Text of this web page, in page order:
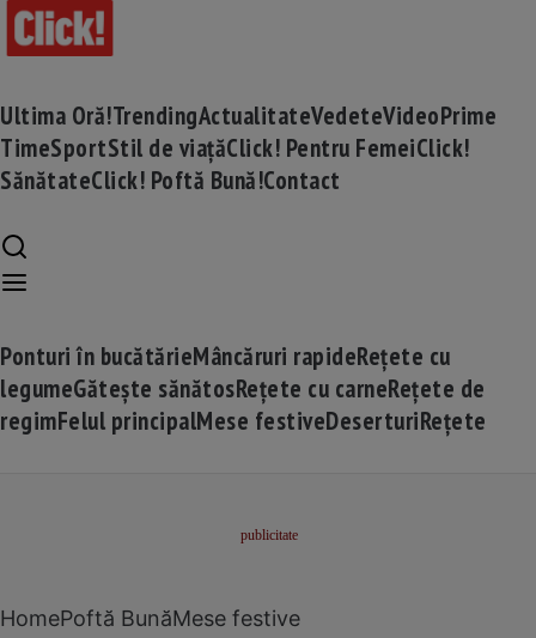
Ultima Oră!TrendingActualitateVedeteVideoPrime
TimeSportStil de viațăClick! Pentru FemeiClick!
SănătateClick! Poftă Bună!Contact
Ponturi în bucătărieMâncăruri rapideRețete cu
legumeGătește sănătosRețete cu carneRețete de
regimFelul principalMese festiveDeserturiRețete
HomePoftă BunăMese festive